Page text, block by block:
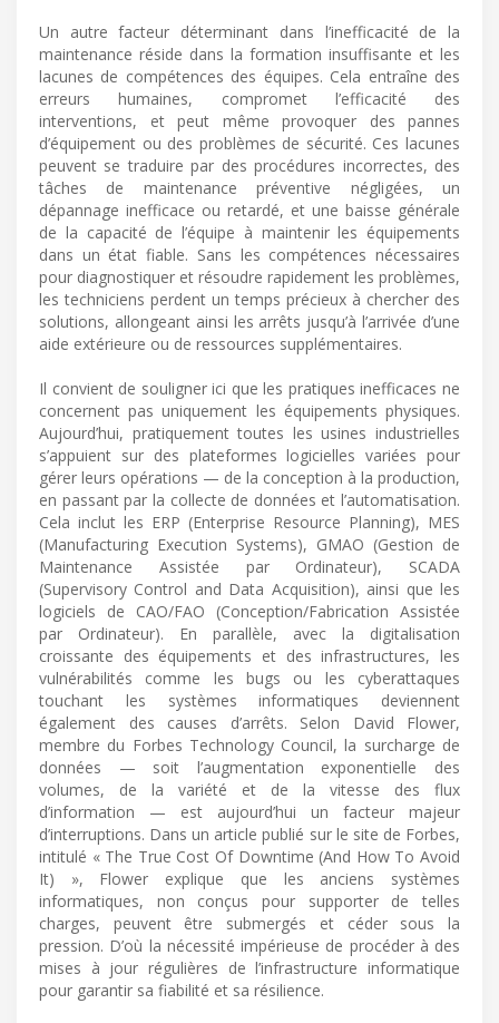
Un autre facteur déterminant dans l’inefficacité de la
maintenance réside dans la formation insuffisante et les
lacunes de compétences des équipes. Cela entraîne des
erreurs humaines, compromet l’efficacité des
interventions, et peut même provoquer des pannes
d’équipement ou des problèmes de sécurité. Ces lacunes
peuvent se traduire par des procédures incorrectes, des
tâches de maintenance préventive négligées, un
dépannage inefficace ou retardé, et une baisse générale
de la capacité de l’équipe à maintenir les équipements
dans un état fiable. Sans les compétences nécessaires
pour diagnostiquer et résoudre rapidement les problèmes,
les techniciens perdent un temps précieux à chercher des
solutions, allongeant ainsi les arrêts jusqu’à l’arrivée d’une
aide extérieure ou de ressources supplémentaires.
Il convient de souligner ici que les pratiques inefficaces ne
concernent pas uniquement les équipements physiques.
Aujourd’hui, pratiquement toutes les usines industrielles
s’appuient sur des plateformes logicielles variées pour
gérer leurs opérations — de la conception à la production,
en passant par la collecte de données et l’automatisation.
Cela inclut les ERP (Enterprise Resource Planning), MES
(Manufacturing Execution Systems), GMAO (Gestion de
Maintenance Assistée par Ordinateur), SCADA
(Supervisory Control and Data Acquisition), ainsi que les
logiciels de CAO/FAO (Conception/Fabrication Assistée
par Ordinateur). En parallèle, avec la digitalisation
croissante des équipements et des infrastructures, les
vulnérabilités comme les bugs ou les cyberattaques
touchant les systèmes informatiques deviennent
également des causes d’arrêts. Selon David Flower,
membre du Forbes Technology Council, la surcharge de
données — soit l’augmentation exponentielle des
volumes, de la variété et de la vitesse des flux
d’information — est aujourd’hui un facteur majeur
d’interruptions. Dans un article publié sur le site de Forbes,
intitulé « The True Cost Of Downtime (And How To Avoid
It) », Flower explique que les anciens systèmes
informatiques, non conçus pour supporter de telles
charges, peuvent être submergés et céder sous la
pression. D’où la nécessité impérieuse de procéder à des
mises à jour régulières de l’infrastructure informatique
pour garantir sa fiabilité et sa résilience.